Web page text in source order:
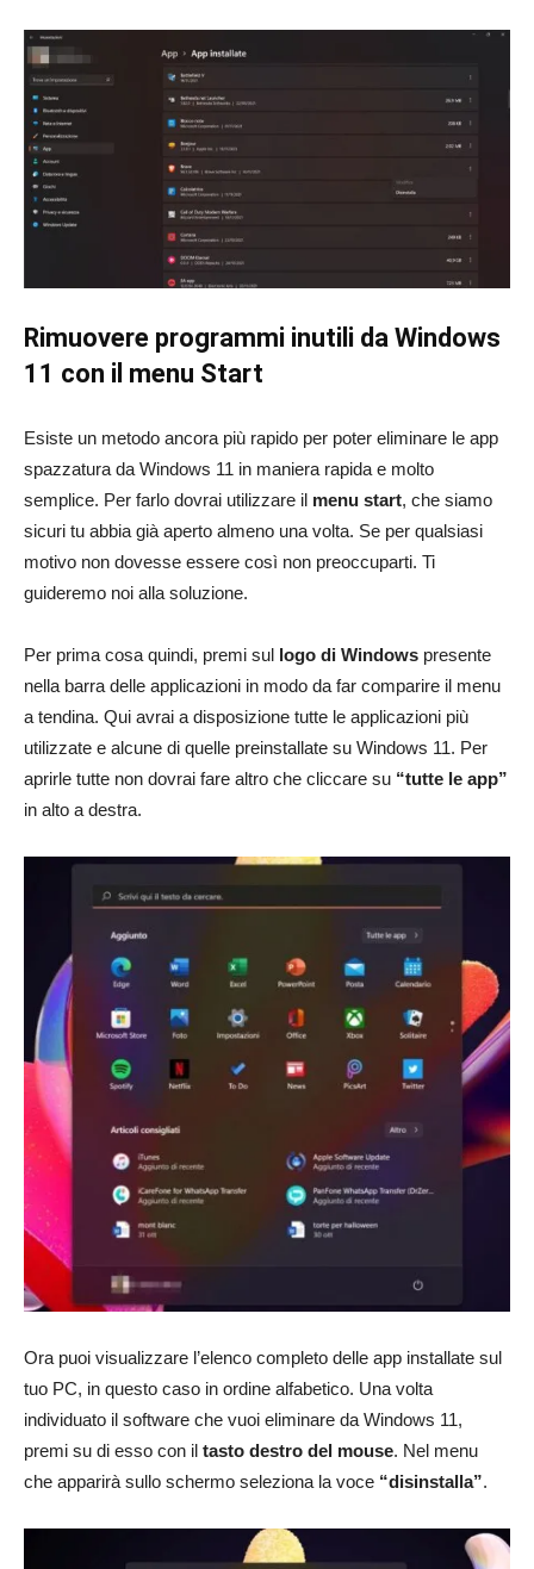
Rimuovere programmi inutili da Windows
11 con il menu Start
Esiste un metodo ancora più rapido per poter eliminare le app
spazzatura da Windows 11 in maniera rapida e molto
semplice. Per farlo dovrai utilizzare il menu start, che siamo
sicuri tu abbia già aperto almeno una volta. Se per qualsiasi
motivo non dovesse essere così non preoccuparti. Ti
guideremo noi alla soluzione.
Per prima cosa quindi, premi sul logo di Windows presente
nella barra delle applicazioni in modo da far comparire il menu
a tendina. Qui avrai a disposizione tutte le applicazioni più
utilizzate e alcune di quelle preinstallate su Windows 11. Per
aprirle tutte non dovrai fare altro che cliccare su “tutte le app”
in alto a destra.
Ora puoi visualizzare l’elenco completo delle app installate sul
tuo PC, in questo caso in ordine alfabetico. Una volta
individuato il software che vuoi eliminare da Windows 11,
premi su di esso con il tasto destro del mouse. Nel menu
che apparirà sullo schermo seleziona la voce “disinstalla”.